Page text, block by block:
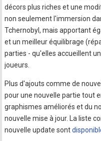
décors plus riches et une
non seulement l'immersion
Tchernobyl, mais apportant
et un meilleur équilibrage
parties - qu'elles accueillent
joueurs.
Plus d'ajouts comme de
pour une nouvelle partie tout
graphismes améliorés et du
nouvelle mise à jour. La liste
nouvelle update sont